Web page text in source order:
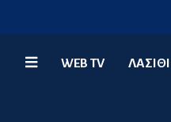
WEB TV ΛΑΣΊΘΙ